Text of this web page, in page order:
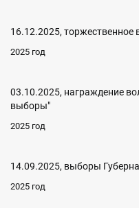
16.12.2025, торжественное
2025 год
03.10.2025, награждение
выборы"
2025 год
14.09.2025, выборы
2025 год